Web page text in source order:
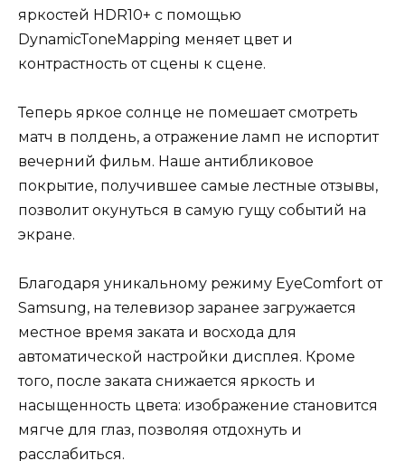
яркостей HDR10+ с помощью
DynamicToneMapping меняет цвет и
контрастность от сцены к сцене.
Теперь яркое солнце не помешает смотреть
матч в полдень, а отражение ламп не испортит
вечерний фильм. Наше антибликовое
покрытие, получившее самые лестные отзывы,
позволит окунуться в самую гущу событий на
экране.
Благодаря уникальному режиму EyeComfort от
Samsung, на телевизор заранее загружается
местное время заката и восхода для
автоматической настройки дисплея. Кроме
того, после заката снижается яркость и
насыщенность цвета: изображение становится
мягче для глаз, позволяя отдохнуть и
расслабиться.